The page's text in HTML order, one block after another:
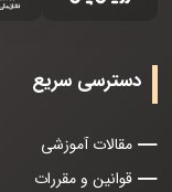
دسترسی سریع
مقالات آموزشی
قوانین و مقررات